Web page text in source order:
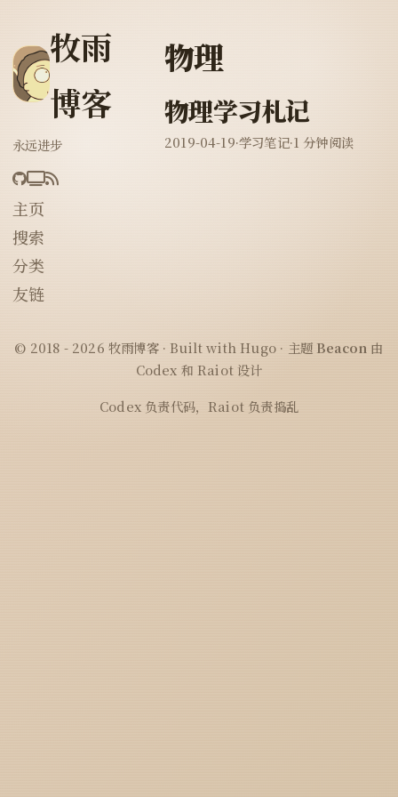
牧雨
博客
永远进步
主页
搜索
分类
友链
物理
物理学习札记
2019-04-19·学习笔记·1 分钟阅读
© 2018 - 2026 牧雨博客 · Built with Hugo · 主题 Beacon 由
Codex 和 Raiot 设计
Codex 负责代码，Raiot 负责捣乱